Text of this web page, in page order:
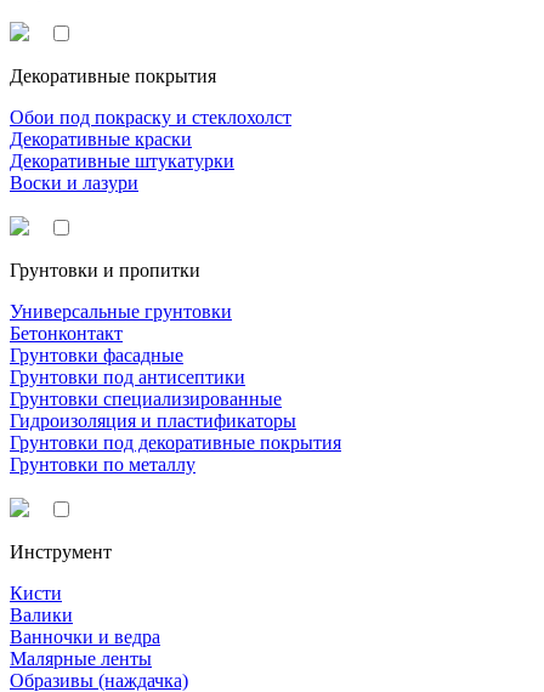
Декоративные покрытия
Обои под покраску и стеклохолст
Декоративные краски
Декоративные штукатурки
Воски и лазури
Грунтовки и пропитки
Универсальные грунтовки
Бетонконтакт
Грунтовки фасадные
Грунтовки под антисептики
Грунтовки специализированные
Гидроизоляция и пластификаторы
Грунтовки под декоративные покрытия
Грунтовки по металлу
Инструмент
Кисти
Валики
Ванночки и ведра
Малярные ленты
Образивы (наждачка)